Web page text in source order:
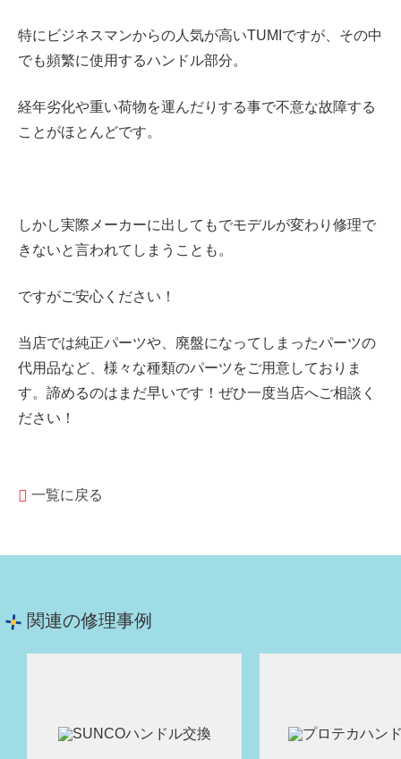
特にビジネスマンからの人気が高いTUMIですが、その中
でも頻繁に使用するハンドル部分。
経年劣化や重い荷物を運んだりする事で不意な故障する
ことがほとんどです。
しかし実際メーカーに出してもでモデルが変わり修理で
きないと言われてしまうことも。
ですがご安心ください！
当店では純正パーツや、廃盤になってしまったパーツの
代用品など、様々な種類のパーツをご用意しておりま
す。諦めるのはまだ早いです！ぜひ一度当店へご相談く
ださい！
一覧に戻る
関連の修理事例